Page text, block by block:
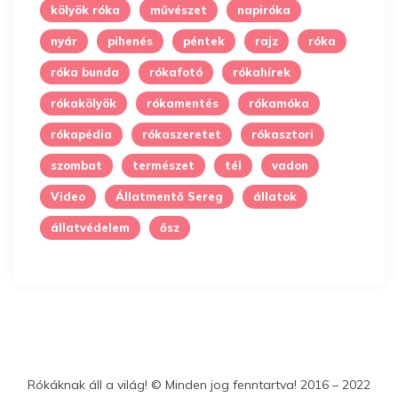
kölyök róka művészet napiróka
nyár pihenés péntek rajz róka
róka bunda rókafotó rókahírek
rókakölyök rókamentés rókamóka
rókapédia rókaszeretet rókasztori
szombat természet tél vadon
Video Állatmentő Sereg állatok
állatvédelem ősz
Rókáknak áll a világ! © Minden jog fenntartva! 2016 – 2022